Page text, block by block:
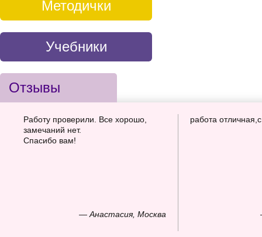
Методички
Учебники
Отзывы
— Анастасия, Москва
Работу проверили. Все хорошо,
замечаний нет.
Спасибо вам!
работа